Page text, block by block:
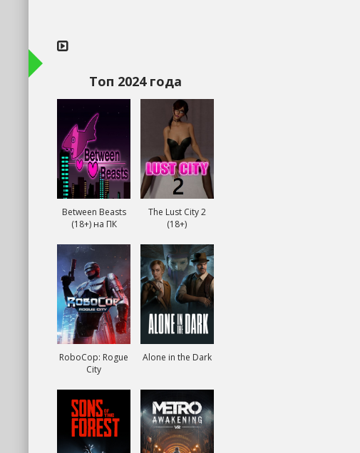
Топ 2024 года
Between Beasts
(18+) на ПК
The Lust City 2
(18+)
RoboCop: Rogue
City
Alone in the Dark